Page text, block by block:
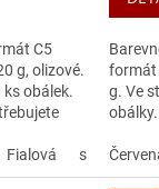
C5
g, olizové.
ks obálek.
Fialová sv. zelená
formát
g. Ve